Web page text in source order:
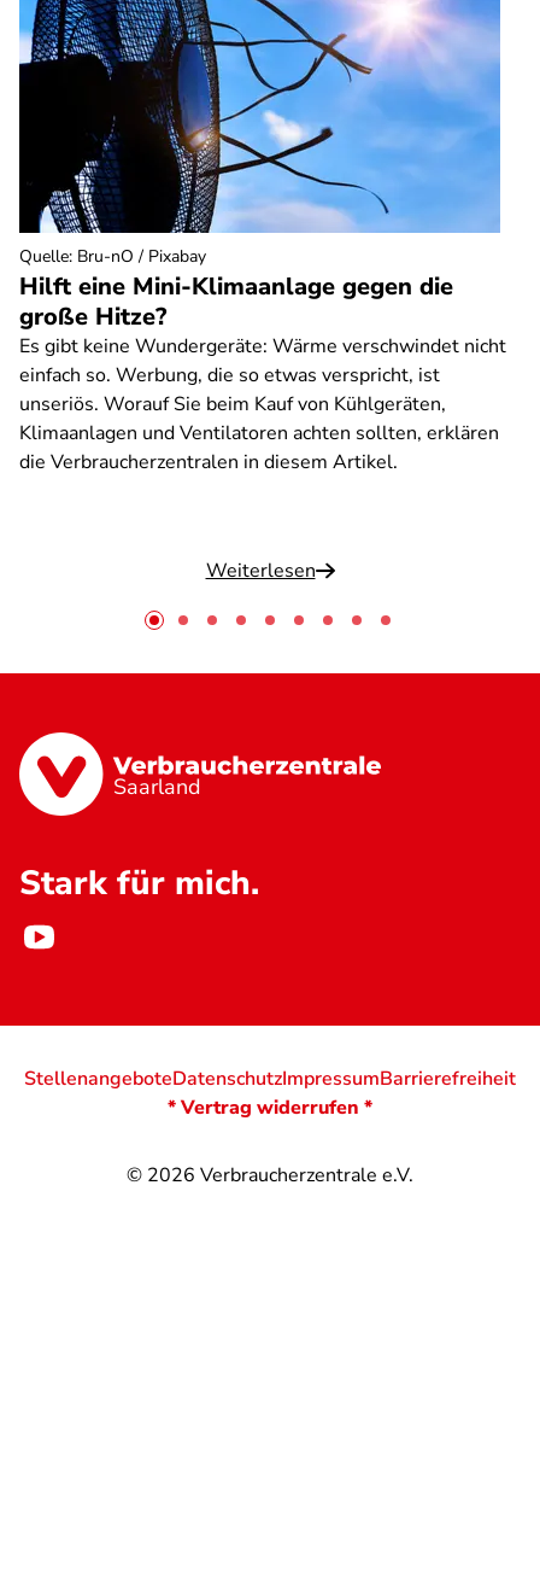
Hilft eine Mini-Klimaanlage gegen die
große Hitze?
Es gibt keine Wundergeräte: Wärme verschwindet nicht
einfach so. Werbung, die so etwas verspricht, ist
unseriös. Worauf Sie beim Kauf von Kühlgeräten,
Klimaanlagen und Ventilatoren achten sollten, erklären
die Verbraucherzentralen in diesem Artikel.
Weiterlesen
Quelle: Bru-nO / Pixabay
Saarland
Stark für mich.
© 2026 Verbraucherzentrale e.V.
StellenangeboteDatenschutzImpressumBarrierefreiheit
* Vertrag widerrufen *